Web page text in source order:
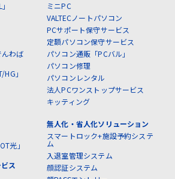
わば
」
光」
ス
ミニPC
VALTECノートパソコン
PCサポート保守サービス
定額パソコン保守サービス
パソコン通販「PCバル」
パソコン修理
パソコンレンタル
法人PCワンストップサービス
キッティング
無人化・省人化ソリューション
スマートロック+施設予約システ
ム
入退室管理システム
顔認証システム